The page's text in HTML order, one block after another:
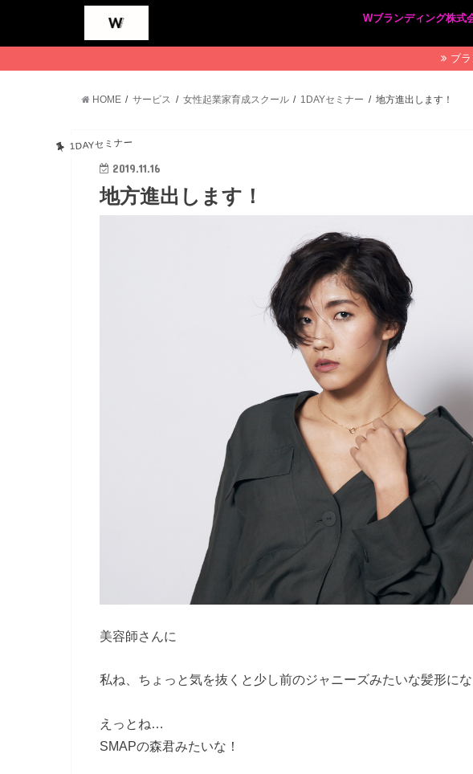
Wブランディング株式
プライバシーポリシー
特定商取引法に基づく表
ブ
HOME サービス 女性起業家育成スクール 1DAYセミナー 地方進出します！
1DAYセミナー
2019.11.16
地方進出します！
美容師さんに
私ね、ちょっと気を抜くと少し前のジャニーズみたいな髪形に
えっとね…
SMAPの森君みたいな！